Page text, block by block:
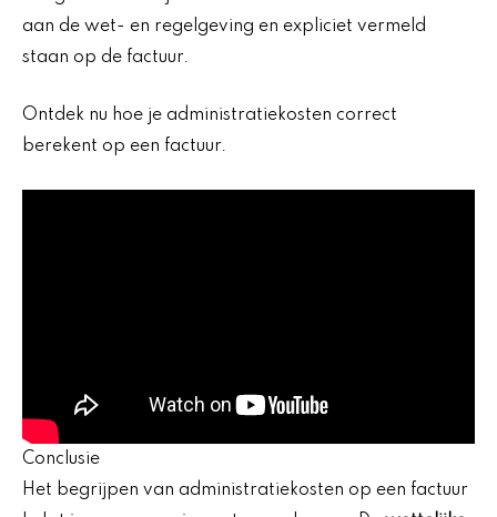
aan de wet- en regelgeving en expliciet vermeld
staan op de factuur.
Ontdek nu hoe je administratiekosten correct
berekent op een factuur.
Conclusie
Het begrijpen van administratiekosten op een factuur